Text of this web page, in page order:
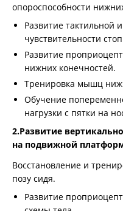
опороспособности
Развитие тактильной
чувствительности
Развитие
нижних конечностей.
Тренировка мышц
Обучение
нагрузки с пятки на
2.Развитие
на подвижной
Восстановление и
позу сидя.
Развитие